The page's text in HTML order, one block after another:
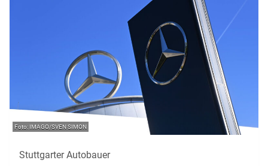
IMAGO/SVEN SIMON
Stuttgarter Autobauer